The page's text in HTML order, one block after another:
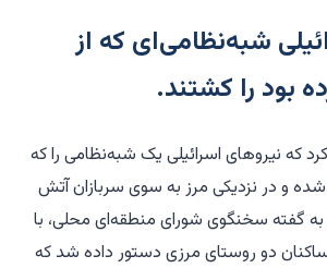
شبه‌نظامی‌ای که از
بود را کشتند.
که نیروهای اسرائیلی یک شبه‌نظامی را که
شده و در نزدیکی مرز به سوی سربازان آتش
گفته سخنگوی شورای منطقه‌ای محلی، با
دو روستای مرزی دستور داده شد که